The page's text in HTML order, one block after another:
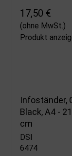
17,50 €
(ohne MwSt.)
Produkt
Infoständer,
Black, A4 -
cm
DSI
6474